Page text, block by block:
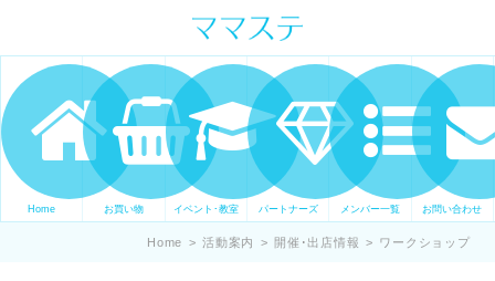
ママの才能発信します。 手づくり
表現ステージ ママステ スキル・セ
ンスを表現したいママが集まって
ます。
Home お買い物 イベント･教室 パートナーズ メンバー一覧 お問い合わせ
Home > 活動案内 > 開催･出店情報 > ワークショップ